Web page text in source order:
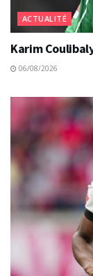
ACTUALITÉ
Karim
06/08/2026